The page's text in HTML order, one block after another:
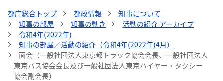
都庁総合トップ 都政情報
知事について
知事の部屋
知事の動き
活動の紹介 アーカイブ
令和4年(2022年)
知事の部屋／活動の紹介（令和4年(2022年)4月）
面会（一般社団法人東京都トラック協会会長、一般社団法人
東京バス協会会長及び一般社団法人東京ハイヤー・タクシー
協会副会長）